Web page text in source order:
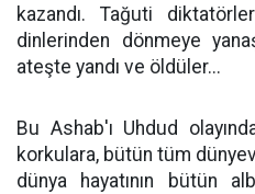
kazandı. Tağuti
dinlerinden dönmeye
ateşte yandı ve öldüler...
Bu Ashab'ı Uhdud
korkulara, bütün tüm
dünya hayatının bütün